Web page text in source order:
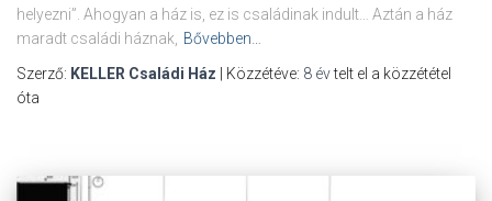
helyezni”. Ahogyan a ház is, ez is családinak indult… Aztán a ház
maradt családi háznak,
Bővebben…
Szerző: KELLER Családi Ház | Közzétéve: 8 évtelt el a közzététel
óta